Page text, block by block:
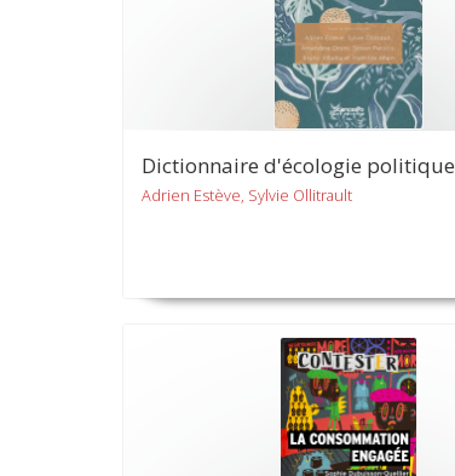
Dictionnaire d'écologie politique
Adrien Estève, Sylvie Ollitrault